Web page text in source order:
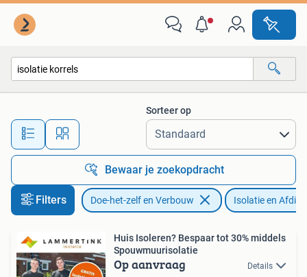
Alle afstanden…
Sorteer op
Bewaar je zoekopdracht
Filters Doe-het-zelf en Verbouw Isolatie en
Huis Isoleren? Bespaar tot 30% middels
Spouwmuurisolatie
Op aanvraag Details